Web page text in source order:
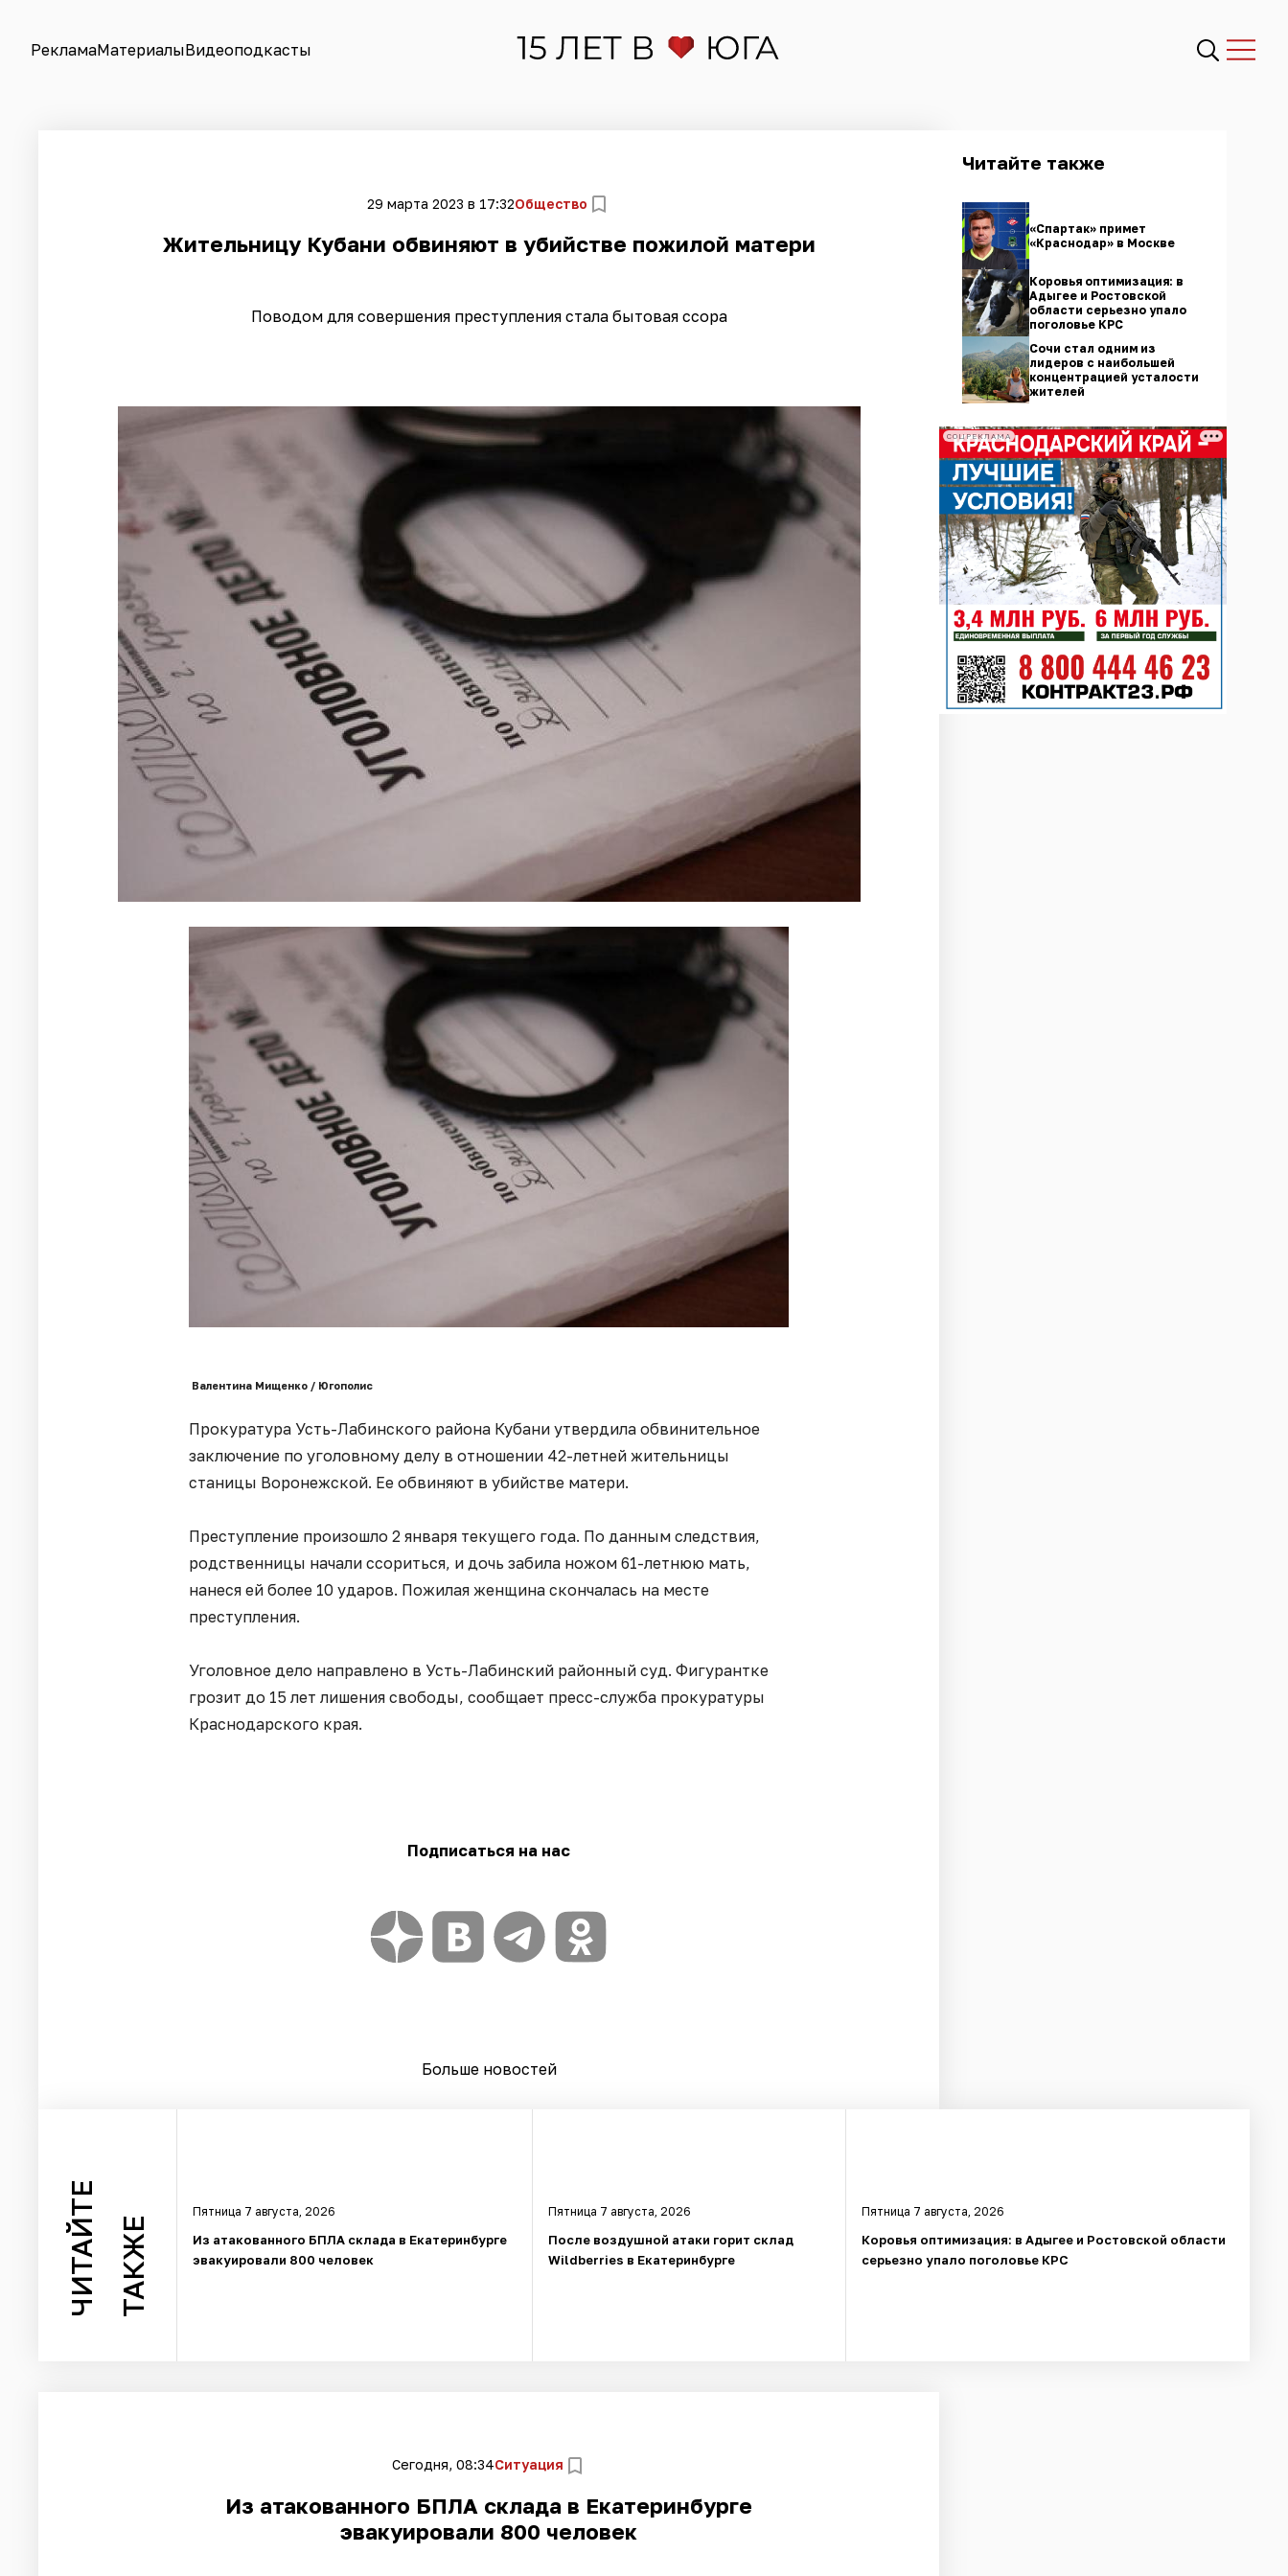
РекламаМатериалыВидеоподкасты
29 марта 2023 в 17:32Общество
Жительницу Кубани обвиняют в убийстве пожилой матери
Поводом для совершения преступления стала бытовая ссора
Валентина Мищенко / Югополис
Прокуратура Усть-Лабинского района Кубани утвердила обвинительное
заключение по уголовному делу в отношении 42-летней жительницы
станицы Воронежской. Ее обвиняют в убийстве матери.
Преступление произошло 2 января текущего года. По данным следствия,
родственницы начали ссориться, и дочь забила ножом 61-летнюю мать,
нанеся ей более 10 ударов. Пожилая женщина скончалась на месте
преступления.
Уголовное дело направлено в Усть-Лабинский районный суд. Фигурантке
грозит до 15 лет лишения свободы, сообщает пресс-служба прокуратуры
Краснодарского края.
Подписаться на нас
Больше новостей
Читайте также
«Спартак» примет
«Краснодар» в Москве
Коровья оптимизация: в
Адыгее и Ростовской
области серьезно упало
поголовье КРС
Сочи стал одним из
лидеров с наибольшей
концентрацией усталости
жителей
СОЦРЕКЛАМА
ЧИТАЙТЕ ТАКЖЕ
Пятница 7 августа, 2026
Из атакованного БПЛА склада в Екатеринбурге
эвакуировали 800 человек
Пятница 7 августа, 2026
После воздушной атаки горит склад
Wildberries в Екатеринбурге
Пятница 7 августа, 2026
Коровья оптимизация: в Адыгее и Ростовской области
серьезно упало поголовье КРС
Сегодня, 08:34Ситуация
Из атакованного БПЛА склада в Екатеринбурге
эвакуировали 800 человек